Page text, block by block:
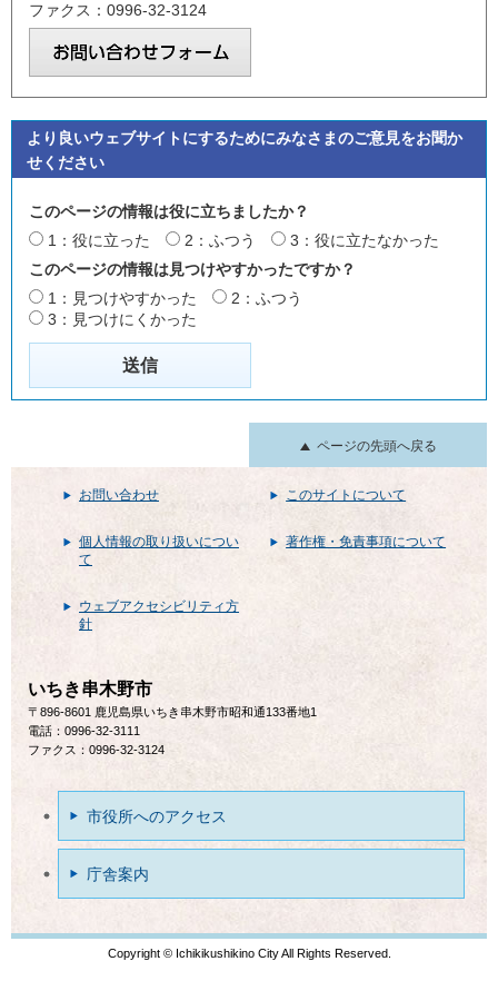
ファクス：0996-32-3124
より良いウェブサイトにするためにみなさまのご意見をお聞か
せください
このページの情報は役に立ちましたか？
1：役に立った
2：ふつう
3：役に立たなかった
このページの情報は見つけやすかったですか？
1：見つけやすかった
2：ふつう
3：見つけにくかった
ページの先頭へ戻る
お問い合わせ このサイトについて
個人情報の取り扱いについ
て
著作権・免責事項について
ウェブアクセシビリティ方
針
いちき串木野市
〒896-8601 鹿児島県いちき串木野市昭和通133番地1
電話：0996-32-3111
ファクス：0996-32-3124
市役所へのアクセス
庁舎案内
Copyright © Ichikikushikino City All Rights Reserved.